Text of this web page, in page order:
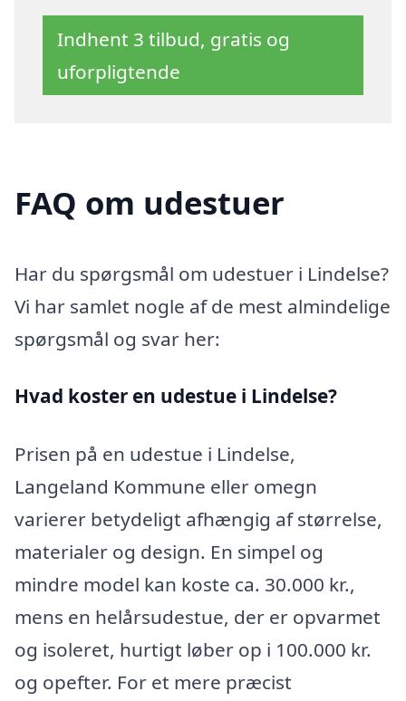
Indhent 3 tilbud, gratis og
uforpligtende
FAQ om udestuer
Har du spørgsmål om udestuer i Lindelse?
Vi har samlet nogle af de mest almindelige
spørgsmål og svar her:
Hvad koster en udestue i Lindelse?
Prisen på en udestue i Lindelse,
Langeland Kommune eller omegn
varierer betydeligt afhængig af størrelse,
materialer og design. En simpel og
mindre model kan koste ca. 30.000 kr.,
mens en helårsudestue, der er opvarmet
og isoleret, hurtigt løber op i 100.000 kr.
og opefter. For et mere præcist